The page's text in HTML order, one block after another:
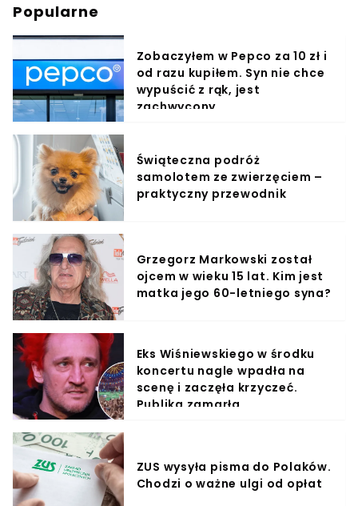
Popularne
Zobaczyłem w Pepco za 10 zł i
od razu kupiłem. Syn nie chce
wypuścić z rąk, jest
zachwycony
Świąteczna podróż
samolotem ze zwierzęciem –
praktyczny przewodnik
Grzegorz Markowski został
ojcem w wieku 15 lat. Kim jest
matka jego 60-letniego syna?
Eks Wiśniewskiego w środku
koncertu nagle wpadła na
scenę i zaczęła krzyczeć.
Publika zamarła
ZUS wysyła pisma do Polaków.
Chodzi o ważne ulgi od opłat